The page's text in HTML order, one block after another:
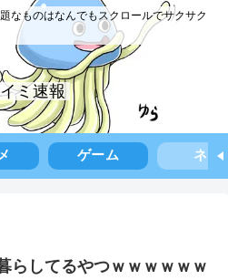
なものはなんでもスクロールでサクサク
ミ速報
ゲーム ネタ
らしてるやつｗｗｗｗｗｗ